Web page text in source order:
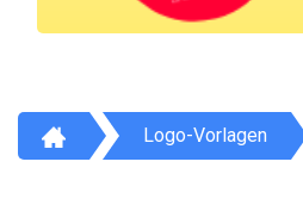
Logo-Vorlagen